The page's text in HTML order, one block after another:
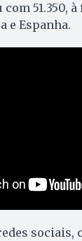
51.350, à
e Espanha.
sociais,